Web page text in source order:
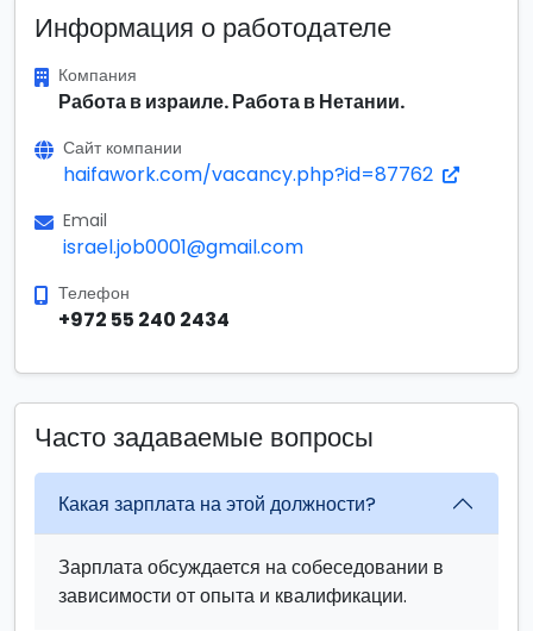
Информация о работодателе
Компания
Работа в израиле. Работа в Нетании.
Сайт компании
haifawork.com/vacancy.php?id=87762
Email
israel.job0001@gmail.com
Телефон
+972 55 240 2434
Часто задаваемые вопросы
Какая зарплата на этой должности?
Зарплата обсуждается на собеседовании в
зависимости от опыта и квалификации.